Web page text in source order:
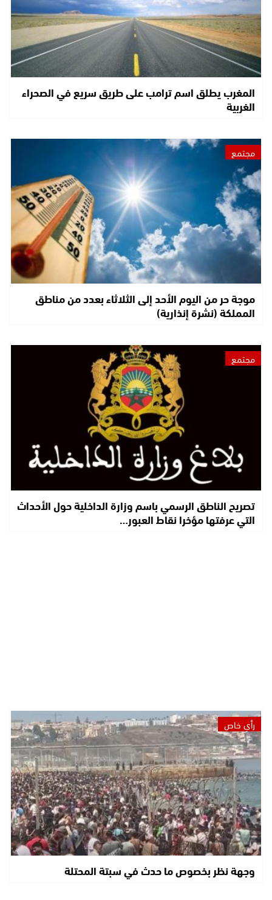
المغرب يطلق اسم ترامب على طريق سريع في الصحراء
الغربية
مجتمع
موجة حر من اليوم الأحد إلى الثلاثاء بعدد من مناطق
المملكة (نشرة إنذارية)
مجتمع
تصريح الناطق الرسمي باسم وزارة الداخلية حول الأحداث
التي عرفتها مؤخرا نقاط العبور…
رأي خاص
وجهة نظر بخصوص ما حدث في سبتة المحتلة